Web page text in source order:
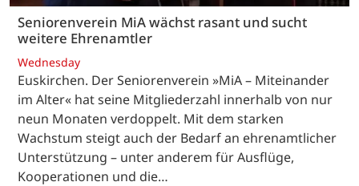
Seniorenverein MiA wächst rasant und sucht
weitere Ehrenamtler
Wednesday
Euskirchen. Der Seniorenverein »MiA – Miteinander
im Alter« hat seine Mitgliederzahl innerhalb von nur
neun Monaten verdoppelt. Mit dem starken
Wachstum steigt auch der Bedarf an ehrenamtlicher
Unterstützung – unter anderem für Ausflüge,
Kooperationen und die…